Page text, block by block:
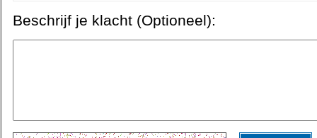
Beschrijf je klacht (Optioneel):